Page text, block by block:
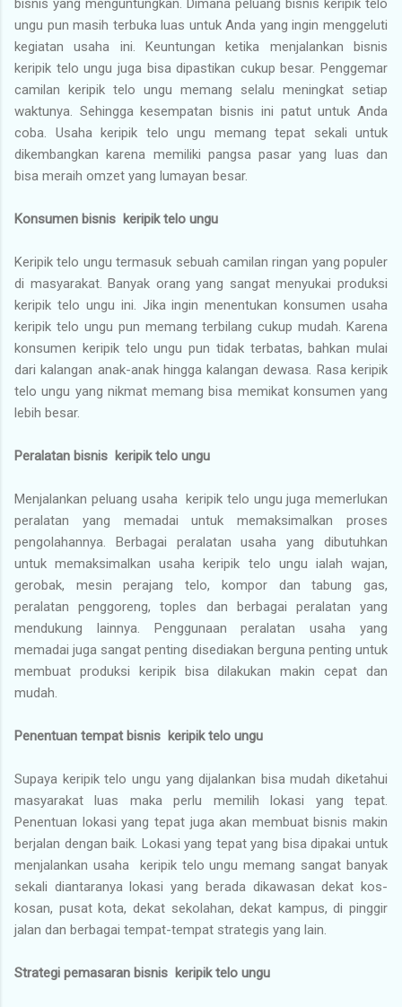
ungu pun masih terbuka luas untuk Anda yang ingin menggeluti
kegiatan usaha ini. Keuntungan ketika menjalankan bisnis
keripik telo ungu juga bisa dipastikan cukup besar. Penggemar
camilan keripik telo ungu memang selalu meningkat setiap
waktunya. Sehingga kesempatan bisnis ini patut untuk Anda
coba. Usaha keripik telo ungu memang tepat sekali untuk
dikembangkan karena memiliki pangsa pasar yang luas dan
bisa meraih omzet yang lumayan besar.
Konsumen bisnis keripik telo ungu
Keripik telo ungu termasuk sebuah camilan ringan yang populer
di masyarakat. Banyak orang yang sangat menyukai produksi
keripik telo ungu ini. Jika ingin menentukan konsumen usaha
keripik telo ungu pun memang terbilang cukup mudah. Karena
konsumen keripik telo ungu pun tidak terbatas, bahkan mulai
dari kalangan anak-anak hingga kalangan dewasa. Rasa keripik
telo ungu yang nikmat memang bisa memikat konsumen yang
lebih besar.
Peralatan bisnis keripik telo ungu
Menjalankan peluang usaha keripik telo ungu juga memerlukan
peralatan yang memadai untuk memaksimalkan proses
pengolahannya. Berbagai peralatan usaha yang dibutuhkan
untuk memaksimalkan usaha keripik telo ungu ialah wajan,
gerobak, mesin perajang telo, kompor dan tabung gas,
peralatan penggoreng, toples dan berbagai peralatan yang
mendukung lainnya. Penggunaan peralatan usaha yang
memadai juga sangat penting disediakan berguna penting untuk
membuat produksi keripik bisa dilakukan makin cepat dan
mudah.
Penentuan tempat bisnis keripik telo ungu
Supaya keripik telo ungu yang dijalankan bisa mudah diketahui
masyarakat luas maka perlu memilih lokasi yang tepat.
Penentuan lokasi yang tepat juga akan membuat bisnis makin
berjalan dengan baik. Lokasi yang tepat yang bisa dipakai untuk
menjalankan usaha keripik telo ungu memang sangat banyak
sekali diantaranya lokasi yang berada dikawasan dekat kos-
kosan, pusat kota, dekat sekolahan, dekat kampus, di pinggir
jalan dan berbagai tempat-tempat strategis yang lain.
Strategi pemasaran bisnis keripik telo ungu